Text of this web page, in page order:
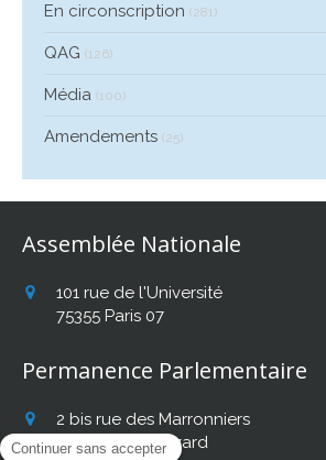
En circonscription (281)
QAG (126)
Média (100)
Amendements (25)
Assemblée Nationale
101 rue de l'Université
75355 Paris 07
Permanence Parlementaire
2 bis rue des Marronniers
31140 Fonbeauzard